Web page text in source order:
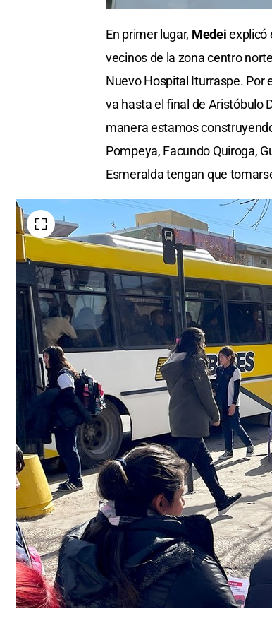
En primer lugar, Medeiexplicó
vecinos de la zona centro
Nuevo Hospital Iturraspe. Por
va hasta el final de Aristóbulo
manera estamos
Pompeya, Facundo Quiroga,
Esmeralda tengan que